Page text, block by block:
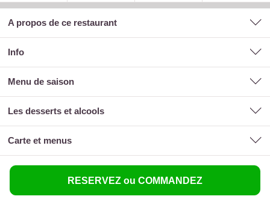
A propos de ce restaurant
Info
menu de saison
les desserts et alcools
carte et menus
RESERVEZ ou COMMANDEZ